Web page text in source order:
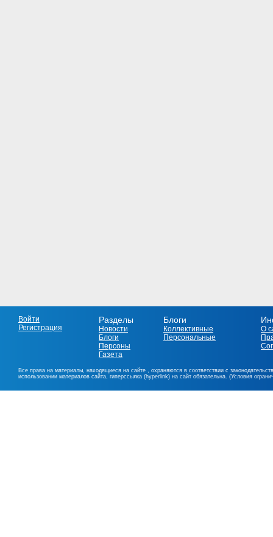
Войти
Регистрация
Разделы
Новости
Блоги
Персоны
Газета
Блоги
Коллективные
Персональные
О
Все права на материалы, находящиеся на сайте , охраняются в соответствии с
использовании материалов сайта, гиперссылка (hyperlink) на сайт обязательна. (Условия